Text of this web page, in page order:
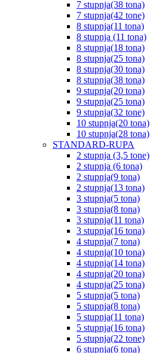
7 stupnja(38 tona)
7 stupnja(42 tone)
8 stupnja(11 tona)
8 stupnja (11 tona)
8 stupnja(18 tona)
8 stupnja(25 tona)
8 stupnja(30 tona)
8 stupnja(38 tona)
9 stupnja(20 tona)
9 stupnja(25 tona)
9 stupnja(32 tone)
10 stupnja(20 tona)
10 stupnja(28 tona)
STANDARD-RUPA
2 stupnja (3,5 tone)
2 stupnja (6 tona)
2 stupnja(9 tona)
2 stupnja(13 tona)
3 stupnja(5 tona)
3 stupnja(8 tona)
3 stupnja(11 tona)
3 stupnja(16 tona)
4 stupnja(7 tona)
4 stupnja(10 tona)
4 stupnja(14 tona)
4 stupnja(20 tona)
4 stupnja(25 tona)
5 stupnja(5 tona)
5 stupnja(8 tona)
5 stupnja(11 tona)
5 stupnja(16 tona)
5 stupnja(22 tone)
6 stupnja(6 tona)